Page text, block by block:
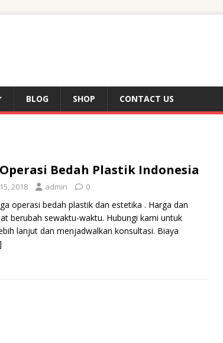
BLOG SHOP CONTACT US
Bedah Plastik Indonesia
2018 admin 0
operasi bedah plastik dan estetika . Harga dan
berubah sewaktu-waktu. Hubungi kami untuk
lanjut dan menjadwalkan konsultasi. Biaya